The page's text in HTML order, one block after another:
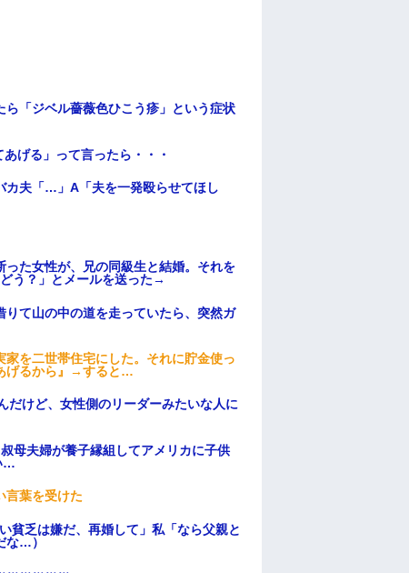
「ジベル薔薇色ひこう疹」という症状
げる」って言ったら・・・
カ夫「…」A「夫を一発殴らせてほし
った女性が、兄の同級生と結婚。それを
う？」とメールを送った→
て山の中の道を走っていたら、突然ガ
を二世帯住宅にした。それに貯金使っ
げるから』→すると…
だけど、女性側のリーダーみたいな人に
母夫婦が養子縁組してアメリカに子供
…
言葉を受けた
貧乏は嫌だ、再婚して」私「なら父親と
な…）